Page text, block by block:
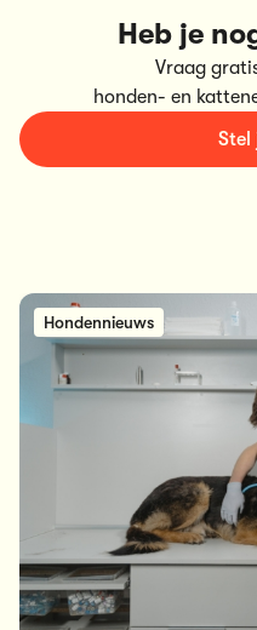
Heb je
Vraag
honden- en
Stel
Hondennieuws